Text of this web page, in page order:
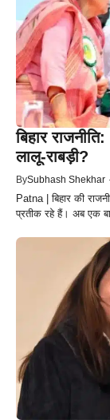
बिहार
लालू-राबड़ी?
BySubhash Shekhar
Patna | बिहार की
प्रतीक रहे हैं। अब एक